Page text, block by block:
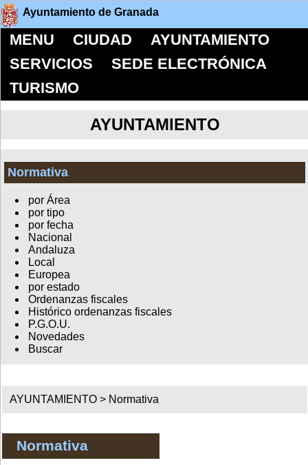
Ayuntamiento de Granada
MENU CIUDAD
AYUNTAMIENTO
SERVICIOS
SEDE ELECTRÓNICA
TURISMO
AYUNTAMIENTO
Normativa
por Área
por tipo
por fecha
Nacional
Andaluza
Local
Europea
por estado
Ordenanzas fiscales
Histórico ordenanzas fiscales
P.G.O.U.
Novedades
Buscar
AYUNTAMIENTO > Normativa
Normativa